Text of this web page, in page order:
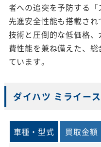
者への追突を予防する
先進安全性能も搭載さ
技術と圧倒的な低価格
費性能を兼ね備えた、
ています。
ダイハツ ミライー
車種・型式 買取金額